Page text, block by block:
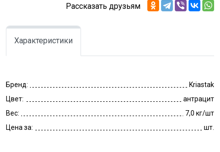
Рассказать друзьям
Характеристики
Бренд:
Kriastak
Цвет:
антрацит
Вес:
7,0 кг/шт
Цена за:
шт.